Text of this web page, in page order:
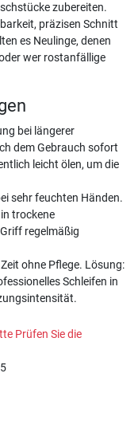
zubereiten.
präzisen Schnitt
es Neulinge, denen
wer rostanfällige
bei längerer
dem Gebrauch sofort
leicht ölen, um die
sehr feuchten Händen.
trockene
regelmäßig
ohne Pflege. Lösung:
Schleifen in
Prüfen Sie die